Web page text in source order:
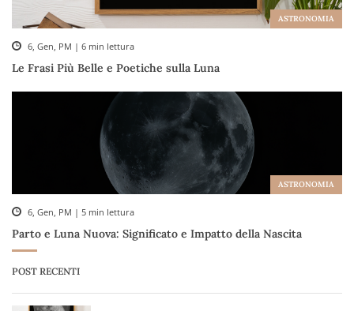
ASTRONOMIA
6, Gen, PM | 6 min lettura
Le Frasi Più Belle e Poetiche sulla Luna
ASTRONOMIA
6, Gen, PM | 5 min lettura
Parto e Luna Nuova: Significato e Impatto della Nascita
POST RECENTI